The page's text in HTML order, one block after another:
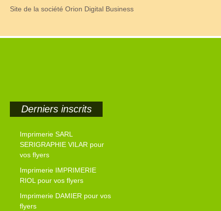
Site de la société Orion Digital Business
Derniers inscrits
Imprimerie SARL
SERIGRAPHIE VILAR pour
vos flyers
Imprimerie IMPRIMERIE
RIOL pour vos flyers
Imprimerie DAMIER pour vos
flyers